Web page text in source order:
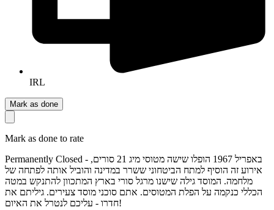
IRL
Mark as done
Mark as done to rate
Permanently Closed - באפריל 1967 הופלו שישה מטוסי מיג 21 סורים,
אירוע זה הוסיף למתח הביטחוני ששרר במדינה והוביל אותה לפתחה של
מלחמה. המוסד גילה שישנו מרגל סורי בארץ המתכוון להתנקש במטה
הכללי כנקמה על הפלת המטוסים. אתם סוכני מוסד צעירים. גיליתם את
חדרו - עליכם לנטרל את האיום!